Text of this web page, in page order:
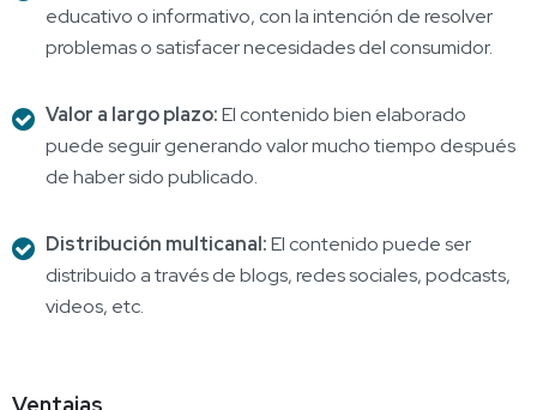
educativo o informativo, con la intención de resolver
problemas o satisfacer necesidades del consumidor.
Valor a largo plazo:El contenido bien elaborado
puede seguir generando valor mucho tiempo después
de haber sido publicado.
Distribución multicanal:El contenido puede ser
distribuido a través de blogs, redes sociales, podcasts,
videos, etc.